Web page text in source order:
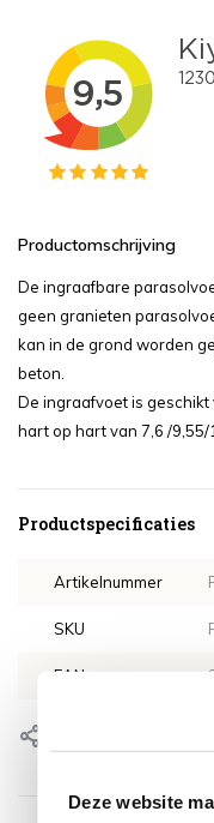
Deze website
Productomschrijving
De ingraafbare
geen granieten
kan in de grond worden
beton.
De ingraafvoet is
hart op hart van 7,6 /9,55/
Productspecificaties
Artikelnummer
SKU
EAN